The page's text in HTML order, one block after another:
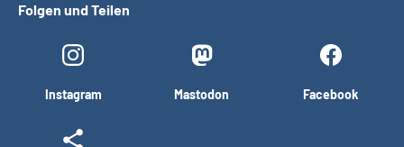
Folgen und Teilen
Instagram Mastodon Facebook